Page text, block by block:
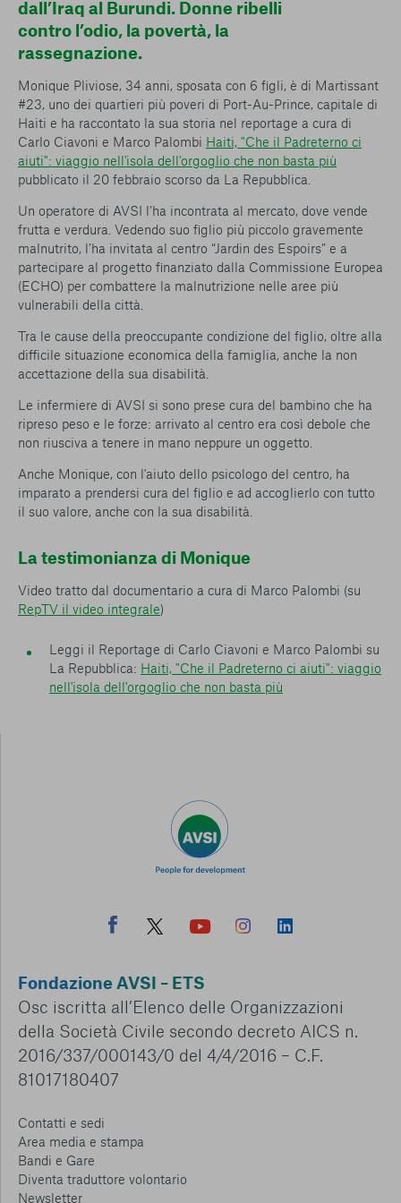
conto del fatto che il blocco di alcuni cookie può
condizionare l’esperienza sulla Piattaforma e il suo
funzionamento. Premendo “Conferma le mie scelte”, la
selezione relativa ai cookie effettuata verrà salvata. Se non è
stata selezionata alcuna opzione, premere questo pulsante
equivarrà a rifiutare tutti i cookie. Per ulteriori informazioni, è
possibile consultare la nostraUlteriori informazioni
Cookie strettamente necessari
Cookie di analisi
Cookies di marketing
dall’Iraq al Burundi. Donne ribelli
contro l’odio, la povertà, la
rassegnazione.
Monique Pliviose, 34 anni, sposata con 6 figli, è di Martissant
#23, uno dei quartieri più poveri di Port-Au-Prince, capitale di
Haiti e ha raccontato la sua storia nel reportage a cura di
Carlo Ciavoni e Marco Palombi Haiti, "Che il Padreterno ci
aiuti": viaggio nell'isola dell'orgoglio che non basta più
pubblicato il 20 febbraio scorso da La Repubblica.
Un operatore di AVSI l’ha incontrata al mercato, dove vende
frutta e verdura. Vedendo suo figlio più piccolo gravemente
malnutrito, l’ha invitata al centro “Jardin des Espoirs” e a
partecipare al progetto finanziato dalla Commissione Europea
(ECHO) per combattere la malnutrizione nelle aree più
vulnerabili della città.
Tra le cause della preoccupante condizione del figlio, oltre alla
difficile situazione economica della famiglia, anche la non
accettazione della sua disabilità.
Le infermiere di AVSI si sono prese cura del bambino che ha
ripreso peso e le forze: arrivato al centro era così debole che
non riusciva a tenere in mano neppure un oggetto.
Anche Monique, con l'aiuto dello psicologo del centro, ha
imparato a prendersi cura del figlio e ad accoglierlo con tutto
il suo valore, anche con la sua disabilità.
La testimonianza di Monique
Video tratto dal documentario a cura di Marco Palombi (su
RepTV il video integrale)
Leggi il Reportage di Carlo Ciavoni e Marco Palombi su
La Repubblica: Haiti, "Che il Padreterno ci aiuti": viaggio
nell'isola dell'orgoglio che non basta più
Fondazione AVSI – ETS
Osc iscritta all’Elenco delle Organizzazioni
della Società Civile secondo decreto AICS n.
2016/337/000143/0 del 4/4/2016 – C.F.
81017180407
Contatti e sedi
Area media e stampa
Bandi e Gare
Diventa traduttore volontario
Newsletter